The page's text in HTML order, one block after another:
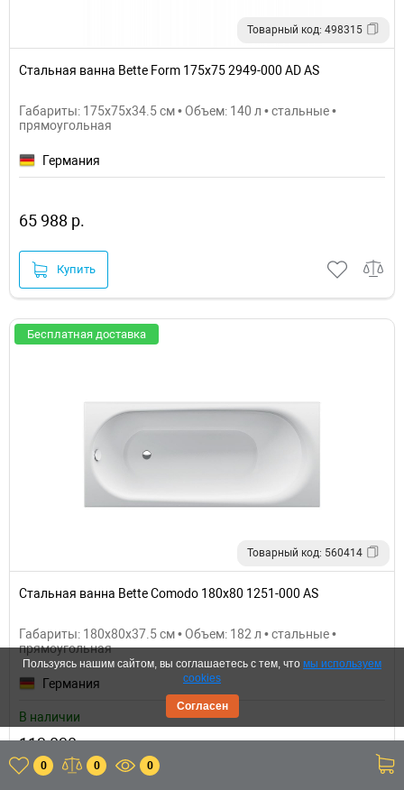
Товарный код: 498315
Стальная ванна Bette Form 175x75 2949-000 AD AS
Габариты: 175x75x34.5 см • Объем: 140 л • стальные •
прямоугольная
Германия
65 988 р.
Купить
Бесплатная доставка
Товарный код: 560414
Стальная ванна Bette Comodo 180x80 1251-000 AS
Габариты: 180x80x37.5 см • Объем: 182 л • стальные •
прямоугольная
Германия
В наличии
113 838 р.
0 0 0
Пользуясь нашим сайтом, вы соглашаетесь с тем, что мы используем
cookies
Согласен